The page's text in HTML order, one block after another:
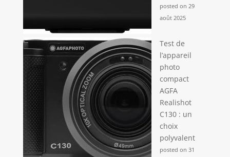
posted on 29
août 2025
Test de
l’appareil
photo
compact
AGFA
Realishot
C130 : un
choix
polyvalent
posted on 31